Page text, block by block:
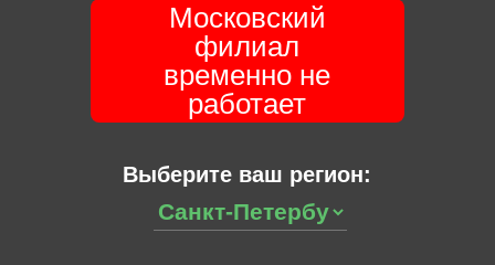
Московский
филиал
временно не
работает
Выберите ваш регион: